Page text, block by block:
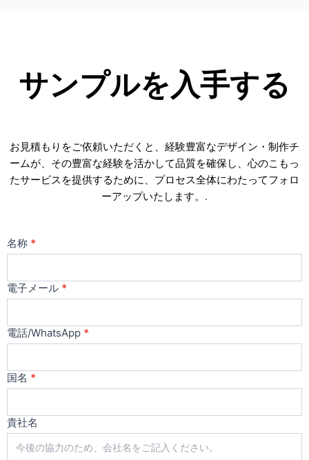
サンプルを入手する
お見積もりをご依頼いただくと、経験豊富なデザイン・制作チ
ームが、その豊富な経験を活かして品質を確保し、心のこもっ
たサービスを提供するために、プロセス全体にわたってフォロ
ーアップいたします。.
お
問
合
わ
名称 *
電子メール *
電話/WhatsApp *
国名 *
貴社名